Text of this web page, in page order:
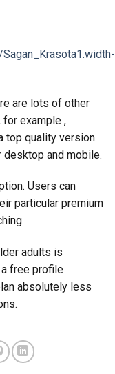
are lots of other
for example ,
top quality version.
and mobile.
Users can
particular premium
adults is
free profile
absolutely less